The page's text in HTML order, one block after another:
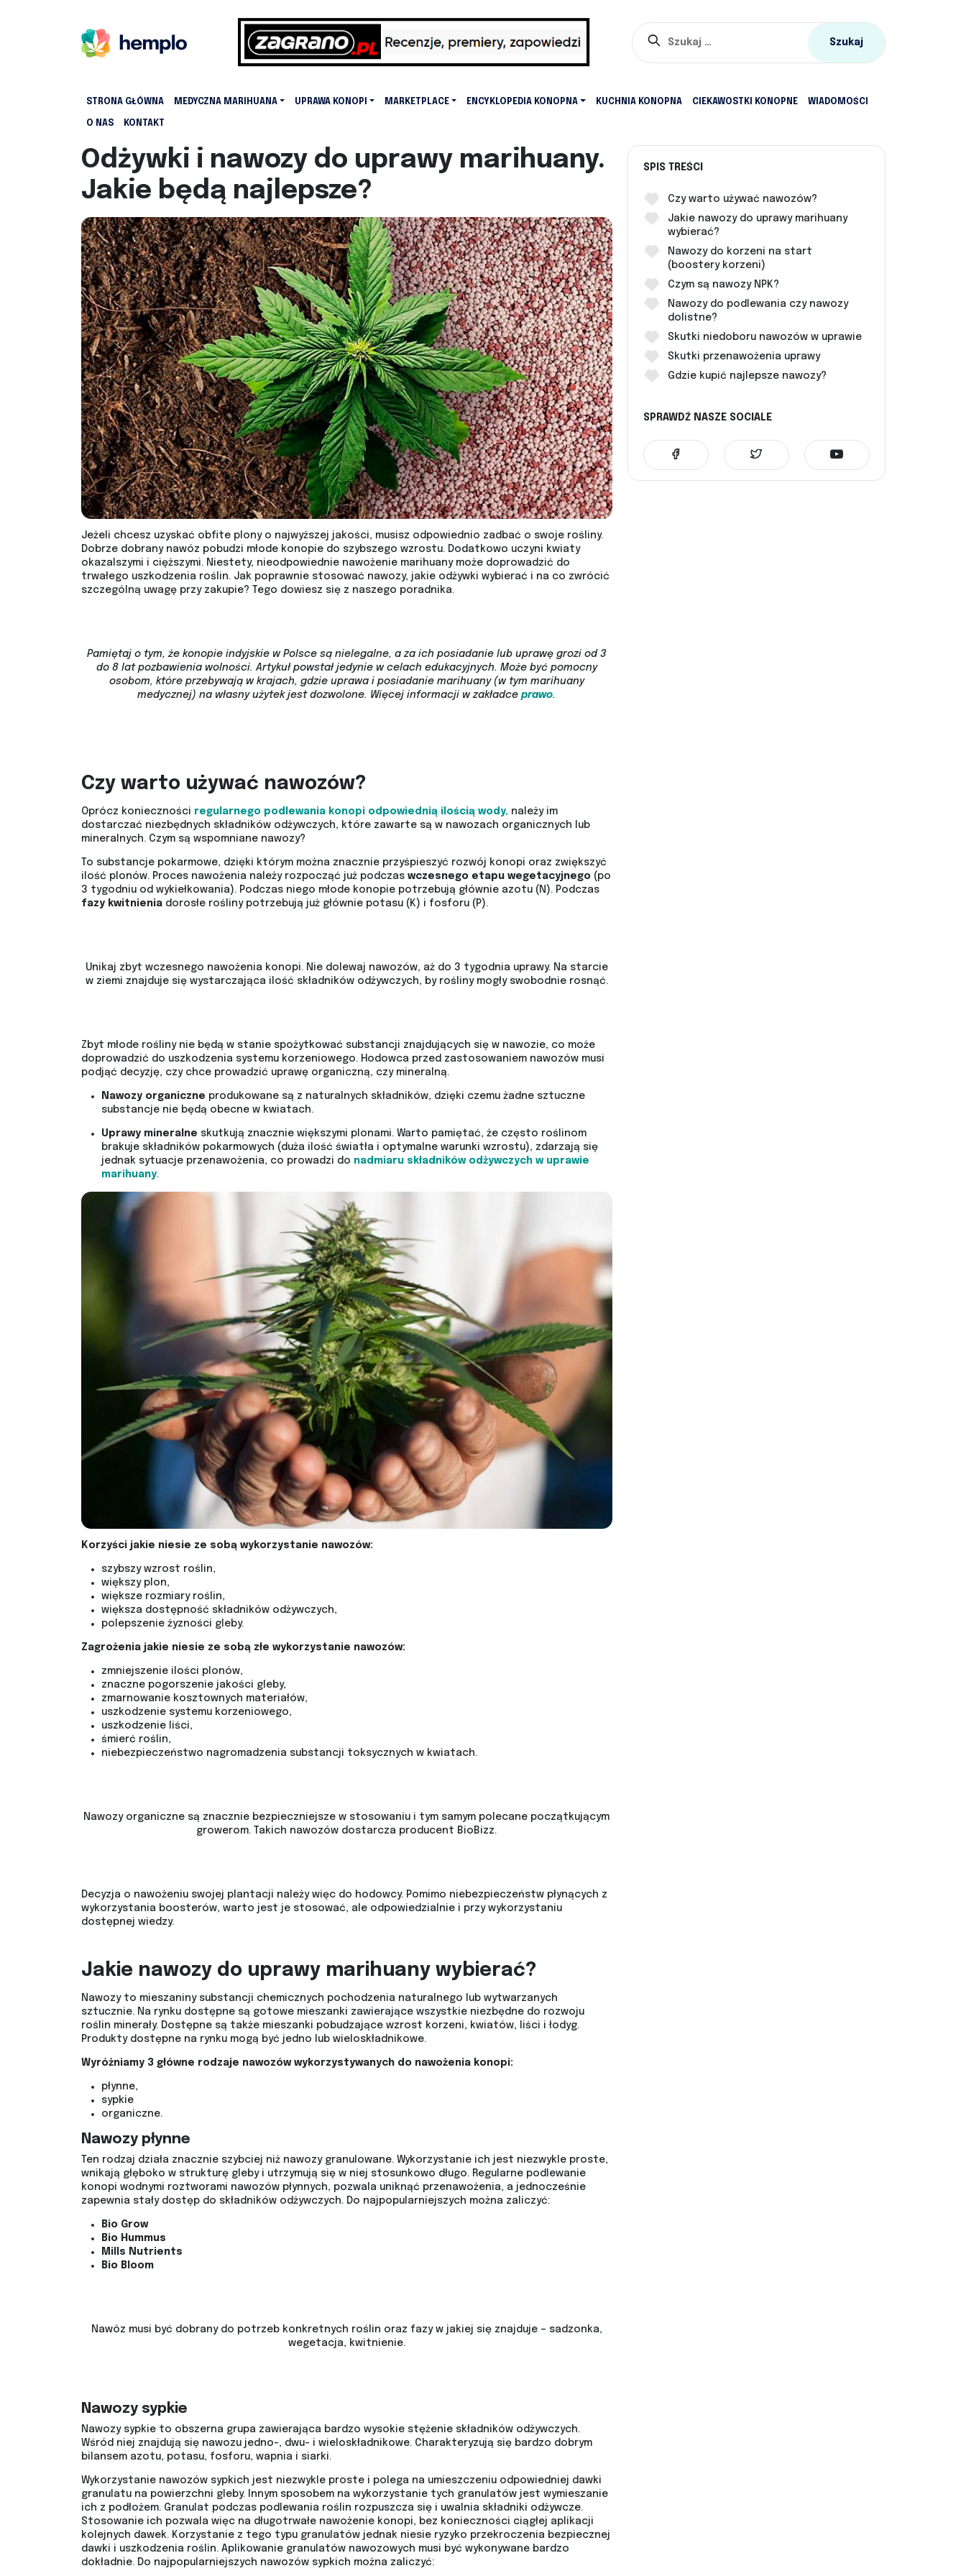
STRONA GŁÓWNA MEDYCZNA MARIHUANA UPRAWA KONOPI MARKETPLACE ENCYKLOPEDIA KONOPNA KUCHNIA KONOPNA CIEKAWOSTKI KONOPNE WIADOMOŚCI
O NAS KONTAKT
Odżywki i nawozy do uprawy marihuany.
Jakie będą najlepsze?
Jeżeli chcesz uzyskać obfite plony o najwyższej jakości, musisz odpowiednio zadbać o swoje rośliny.
Dobrze dobrany nawóz pobudzi młode konopie do szybszego wzrostu. Dodatkowo uczyni kwiaty
okazalszymi i cięższymi. Niestety, nieodpowiednie nawożenie marihuany może doprowadzić do
trwałego uszkodzenia roślin. Jak poprawnie stosować nawozy, jakie odżywki wybierać i na co zwrócić
szczególną uwagę przy zakupie? Tego dowiesz się z naszego poradnika.
Pamiętaj o tym, że konopie indyjskie w Polsce są nielegalne, a za ich posiadanie lub uprawę grozi od 3
do 8 lat pozbawienia wolności. Artykuł powstał jedynie w celach edukacyjnych. Może być pomocny
osobom, które przebywają w krajach, gdzie uprawa i posiadanie marihuany (w tym marihuany
medycznej) na własny użytek jest dozwolone. Więcej informacji w zakładce prawo.
Czy warto używać nawozów?
Oprócz konieczności regularnego podlewania konopi odpowiednią ilością wody, należy im
dostarczać niezbędnych składników odżywczych, które zawarte są w nawozach organicznych lub
mineralnych. Czym są wspomniane nawozy?
To substancje pokarmowe, dzięki którym można znacznie przyśpieszyć rozwój konopi oraz zwiększyć
ilość plonów. Proces nawożenia należy rozpocząć już podczas wczesnego etapu wegetacyjnego(po
3 tygodniu od wykiełkowania). Podczas niego młode konopie potrzebują głównie azotu (N). Podczas
fazy kwitnieniadorosłe rośliny potrzebują już głównie potasu (K) i fosforu (P).
Unikaj zbyt wczesnego nawożenia konopi. Nie dolewaj nawozów, aż do 3 tygodnia uprawy. Na starcie
w ziemi znajduje się wystarczająca ilość składników odżywczych, by rośliny mogły swobodnie rosnąć.
Zbyt młode rośliny nie będą w stanie spożytkować substancji znajdujących się w nawozie, co może
doprowadzić do uszkodzenia systemu korzeniowego. Hodowca przed zastosowaniem nawozów musi
podjąć decyzję, czy chce prowadzić uprawę organiczną, czy mineralną.
Nawozy organiczne produkowane są z naturalnych składników, dzięki czemu żadne sztuczne
substancje nie będą obecne w kwiatach.
Uprawy mineralne skutkują znacznie większymi plonami. Warto pamiętać, że często roślinom
brakuje składników pokarmowych (duża ilość światła i optymalne warunki wzrostu), zdarzają się
jednak sytuacje przenawożenia, co prowadzi do nadmiaru składników odżywczych w uprawie
marihuany.
Korzyści jakie niesie ze sobą wykorzystanie nawozów:
szybszy wzrost roślin,
większy plon,
większe rozmiary roślin,
większa dostępność składników odżywczych,
polepszenie żyzności gleby.
Zagrożenia jakie niesie ze sobą złe wykorzystanie nawozów:
zmniejszenie ilości plonów,
znaczne pogorszenie jakości gleby,
zmarnowanie kosztownych materiałów,
uszkodzenie systemu korzeniowego,
uszkodzenie liści,
śmierć roślin,
niebezpieczeństwo nagromadzenia substancji toksycznych w kwiatach.
Nawozy organiczne są znacznie bezpieczniejsze w stosowaniu i tym samym polecane początkującym
growerom. Takich nawozów dostarcza producent BioBizz.
Decyzja o nawożeniu swojej plantacji należy więc do hodowcy. Pomimo niebezpieczeństw płynących z
wykorzystania boosterów, warto jest je stosować, ale odpowiedzialnie i przy wykorzystaniu
dostępnej wiedzy.
Jakie nawozy do uprawy marihuany wybierać?
Nawozy to mieszaniny substancji chemicznych pochodzenia naturalnego lub wytwarzanych
sztucznie. Na rynku dostępne są gotowe mieszanki zawierające wszystkie niezbędne do rozwoju
roślin minerały. Dostępne są także mieszanki pobudzające wzrost korzeni, kwiatów, liści i łodyg.
Produkty dostępne na rynku mogą być jedno lub wieloskładnikowe.
Wyróżniamy 3 główne rodzaje nawozów wykorzystywanych do nawożenia konopi:
płynne,
sypkie
organiczne.
Nawozy płynne
Ten rodzaj działa znacznie szybciej niż nawozy granulowane. Wykorzystanie ich jest niezwykle proste,
wnikają głęboko w strukturę gleby i utrzymują się w niej stosunkowo długo. Regularne podlewanie
konopi wodnymi roztworami nawozów płynnych, pozwala uniknąć przenawożenia, a jednocześnie
zapewnia stały dostęp do składników odżywczych. Do najpopularniejszych można zaliczyć:
Bio Grow
Bio Hummus
Mills Nutrients
Bio Bloom
Nawóz musi być dobrany do potrzeb konkretnych roślin oraz fazy w jakiej się znajduje – sadzonka,
wegetacja, kwitnienie.
Nawozy sypkie
Nawozy sypkie to obszerna grupa zawierająca bardzo wysokie stężenie składników odżywczych.
Wśród niej znajdują się nawozu jedno-, dwu- i wieloskładnikowe. Charakteryzują się bardzo dobrym
bilansem azotu, potasu, fosforu, wapnia i siarki.
Wykorzystanie nawozów sypkich jest niezwykle proste i polega na umieszczeniu odpowiedniej dawki
granulatu na powierzchni gleby. Innym sposobem na wykorzystanie tych granulatów jest wymieszanie
ich z podłożem. Granulat podczas podlewania roślin rozpuszcza się i uwalnia składniki odżywcze.
Stosowanie ich pozwala więc na długotrwałe nawożenie konopi, bez konieczności ciągłej aplikacji
kolejnych dawek. Korzystanie z tego typu granulatów jednak niesie ryzyko przekroczenia bezpiecznej
dawki i uszkodzenia roślin. Aplikowanie granulatów nawozowych musi być wykonywane bardzo
dokładnie. Do najpopularniejszych nawozów sypkich można zaliczyć:
SPIS TREŚCI
Czy warto używać nawozów?
Jakie nawozy do uprawy marihuany
wybierać?
Nawozy do korzeni na start
(boostery korzeni)
Czym są nawozy NPK?
Nawozy do podlewania czy nawozy
dolistne?
Skutki niedoboru nawozów w uprawie
Skutki przenawożenia uprawy
Gdzie kupić najlepsze nawozy?
SPRAWDŹ NASZE SOCIALE